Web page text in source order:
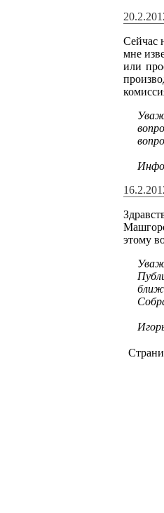
Сейчас
мне
или
этому